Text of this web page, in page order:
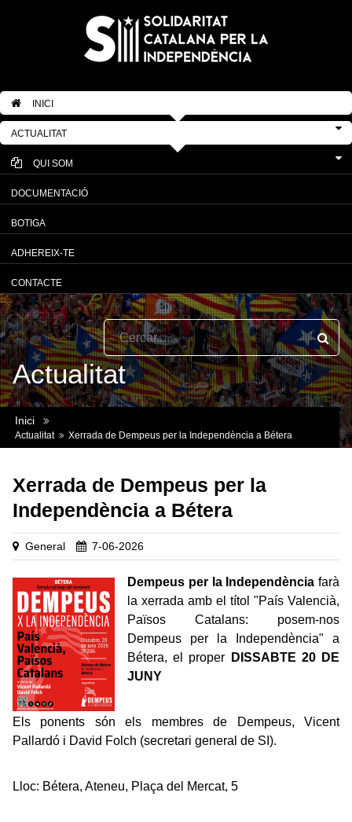
INICI
ACTUALITAT
QUI SOM
DOCUMENTACIÓ
BOTIGA
ADHEREIX-TE
CONTACTE
Inici
Actualitat Xerrada de Dempeus per la Independència a Bétera
Actualitat
Xerrada de Dempeus per la
Independència a Bétera
General 7-06-2026
Dempeus per la Independència farà
la xerrada amb el títol "País Valencià,
Països Catalans: posem-nos
Dempeus per la Independència" a
Bétera, el proper
DISSABTE 20 DE
JUNY
Els ponents són els membres de Dempeus, Vicent
Pallardó i David Folch (secretari general de SI).
Lloc: Bétera, Ateneu, Plaça del Mercat, 5